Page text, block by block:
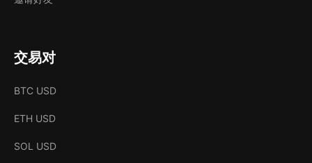
交易对
BTC USD
ETH USD
SOL USD